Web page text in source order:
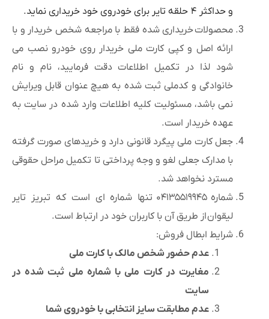
و حداکثر ۴ حلقه تایر برای خودروی خود خریداری نماید.
محصولات خریداری شده فقط با مراجعه شخص خریدار و با
ارائه اصل و کپی کارت ملی خریدار روی خودرو نصب می
شود لذا در تکمیل اطلاعات دقت فرمایید، نام و نام
خانوادگی و کدملی ثبت شده به هیچ عنوان قابل ویرایش
نمی باشد، مسئولیت کلیه اطلاعات وارد شده در سایت به
عهده خریدار است.
جعل کارت ملی پیگرد قانونی دارد و خریدهای صورت گرفته
با مدارک جعلی لغو و وجه پرداختی تا تکمیل مراحل حقوقی
مسترد نخواهد شد.
شماره ۰۴۱۳۵۵۱۹۹۴۵ تنها شماره ای است که تبریز تایر
لیقوان از طریق آن با کاربران خود در ارتباط است.
شرایط ابطال فروش:
عدم حضور شخص مالک با کارت ملی
مغایرت در کارت ملی با شماره ملی ثبت شده در
سایت
عدم مطابقت سایز انتخابی با خودروی شما